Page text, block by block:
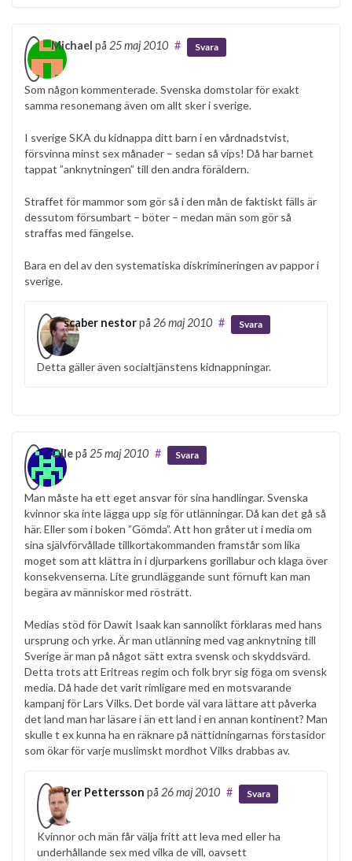
Michael på 25 maj 2010 # Svara
Som någon kommenterade. Svenska domstolar för exakt
samma resonemang även om allt sker i sverige.
I sverige SKA du kidnappa ditt barn i en vårdnadstvist,
försvinna minst sex månader – sedan så vips! Då har barnet
tappat ”anknytningen” till den andra föräldern.
Straffet för mammor som gör så i den mån de faktiskt fälls är
dessutom försumbart – böter – medan män som gör så
straffas med fängelse.
Bara en del av den systematiska diskrimineringen av pappor i
sverige.
scaber nestorpå 26 maj 2010 # Svara
Detta gäller även socialtjänstens kidnappningar.
Ollepå 25 maj 2010 # Svara
Man måste ha ett eget ansvar för sina handlingar. Svenska
kvinnor ska inte lägga upp sig för utlänningar. Då kan det gå så
här. Eller som i boken ”Gömda”. Att hon gråter ut i media om
sina självförvållade tillkortakommanden framstår som lika
moget som att klättra in i djurparkens gorillabur och klaga över
konsekvenserna. Lite grundläggande sunt förnuft kan man
begära av människor med rösträtt.
Medias stöd för Dawit Isaak kan sannolikt förklaras med hans
ursprung och yrke. Är man utlänning med vag anknytning till
Sverige är man på något sätt extra svensk och skyddsvärd.
Detta trots att Eritreas regim och folk bryr sig föga om svensk
media. Då hade det varit rimligare med en motsvarande
kampanj för Lars Vilks. Det borde väl vara lättare att påverka
det land man har läsare i än ett land i en annan kontinent? Man
skulle t ex kunna ha en räknare på nättidningarnas förstasidor
som ökar för varje muslimskt mordhot Vilks drabbas av.
Per Pettersson på 26 maj 2010 # Svara
Kvinnor och män får välja fritt att leva med eller ha
underhållande sex med vilka de vill, oavsett